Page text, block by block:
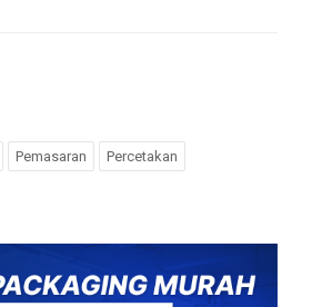
Pemasaran Percetakan